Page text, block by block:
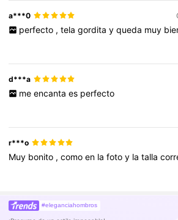
a***0
perfecto , tela gordita y queda muy
d***a
me encanta es perfecto
r***o
Muy bonito ,comoen lafotoy latalla
#eleganciahombros